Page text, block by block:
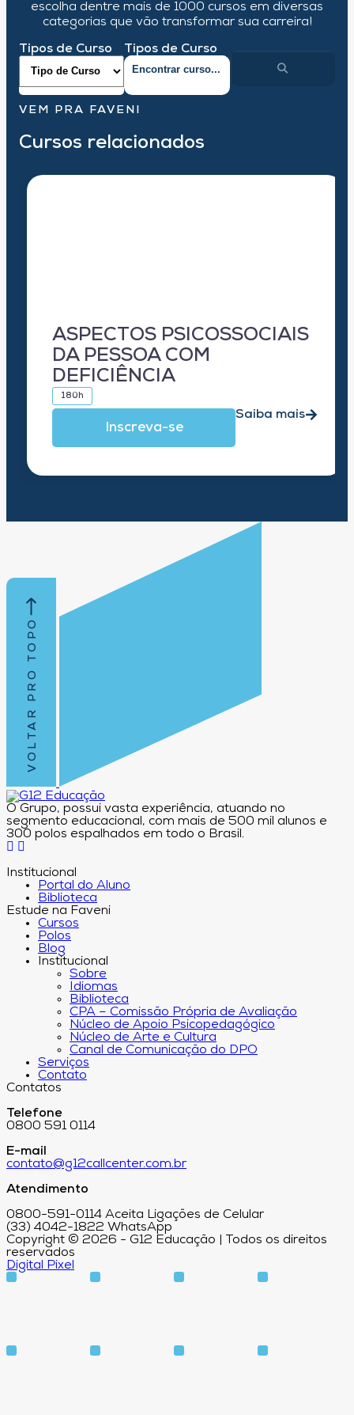
escolha dentre mais de 1000 cursos em diversas
categorias que vão transformar sua carreira!
Tipos de Curso Tipos de Curso
VEM PRA FAVENI
Cursos relacionados
ASPECTOS PSICOSSOCIAIS
DA PESSOA COM
DEFICIÊNCIA
180h
Inscreva-se
Saiba mais
VOLTAR PRO TOPO
O Grupo, possui vasta experiência, atuando no
segmento educacional, com mais de 500 mil alunos e
300 polos espalhados em todo o Brasil.
Institucional
Portal do Aluno
Biblioteca
Estude na Faveni
Cursos
Polos
Blog
Institucional
Sobre
Idiomas
Biblioteca
CPA – Comissão Própria de Avaliação
Núcleo de Apoio Psicopedagógico
Núcleo de Arte e Cultura
Canal de Comunicação do DPO
Serviços
Contato
Contatos
Telefone
0800 591 0114
E-mail
contato@g12callcenter.com.br
Atendimento
0800-591-0114 Aceita Ligações de Celular
(33) 4042-1822 WhatsApp
Copyright © 2026 - G12 Educação | Todos os direitos
reservados
Digital Pixel